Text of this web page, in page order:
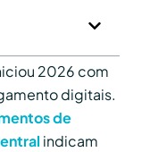
2026 com
digitais.
de
indicam